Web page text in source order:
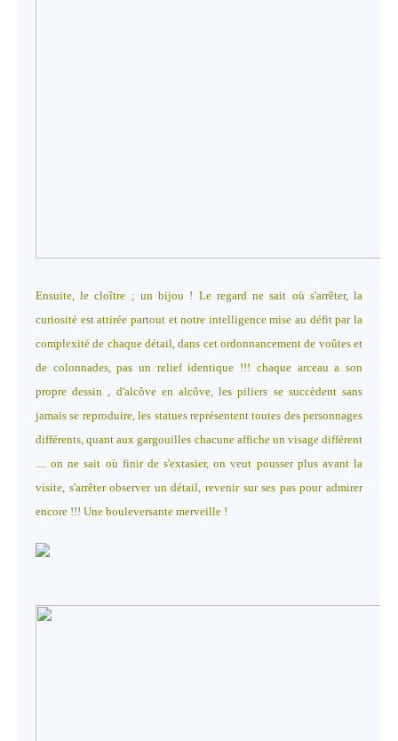
Ensuite, le cloître ; un bijou ! Le regard ne sait où s'arrêter, la
curiosité est attirée partout et notre intelligence mise au défit par la
complexité de chaque détail, dans cet ordonnancement de voûtes et
de colonnades, pas un relief identique !!! chaque arceau a son
propre dessin , d'alcôve en alcôve, les piliers se succèdent sans
jamais se reproduire, les statues représentent toutes des personnages
différents, quant aux gargouilles chacune affiche un visage différent
.... on ne sait où finir de s'extasier, on veut pousser plus avant la
visite, s'arrêter observer un détail, revenir sur ses pas pour admirer
encore !!! Une bouleversante merveille !